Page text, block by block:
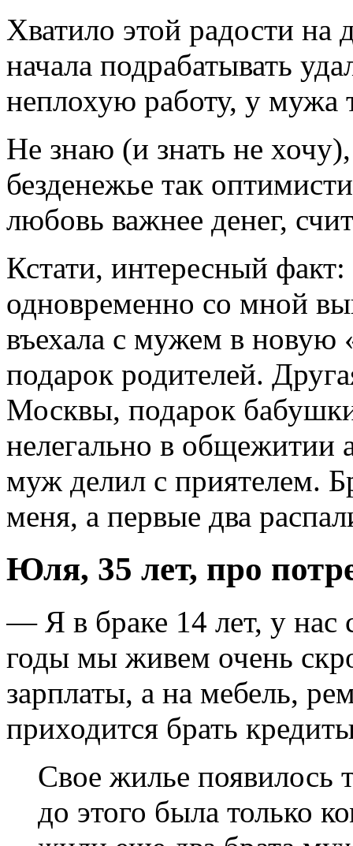
Хватило этой радости на
начала подрабатывать
неплохую работу, у мужа
Не знаю (и знать не
безденежье так
любовь важнее денег,
Кстати, интересный
одновременно со мной
въехала с мужем в новую
подарок родителей.
Москвы, подарок
нелегально в общежитии
муж делил с приятелем.
меня, а первые два
Юля, 35 лет, про
— Я в браке 14 лет, у нас
годы мы живем очень
зарплаты, а на мебель,
приходится брать
Свое жилье появилось
до этого была только